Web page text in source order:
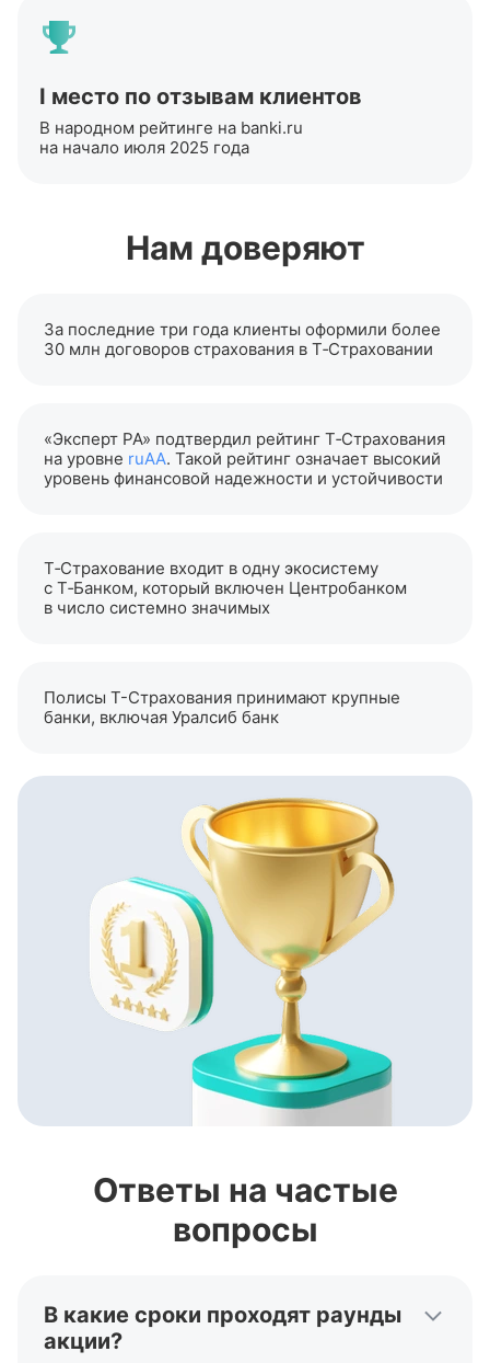
I место по отзывам клиентов
В народном рейтинге на banki.ru
на начало июля 2025 года
Нам доверяют
За последние три года клиенты оформили более
30 млн договоров страхования в Т‑Страховании
«Эксперт РА» подтвердил рейтинг Т‑Страхования
на уровне ruAA. Такой рейтинг означает высокий
уровень финансовой надежности и устойчивости
Т‑Страхование входит в одну экосистему
с Т‑Банком, который включен Центробанком
в число системно значимых
Полисы Т-Страхования принимают крупные
банки, включая Уралсиб банк
Ответы на частые
вопросы
В какие сроки проходят раунды
акции?